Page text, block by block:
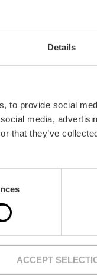
Details
to provide social
media,
that they’ve
ACCEPT